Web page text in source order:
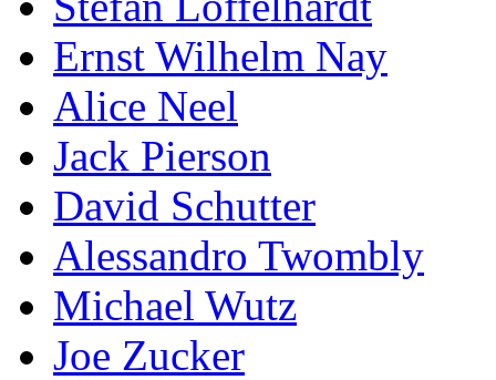
Ernst Wilhelm Nay
Alice Neel
Jack Pierson
David Schutter
Alessandro Twombly
Michael Wutz
Joe Zucker